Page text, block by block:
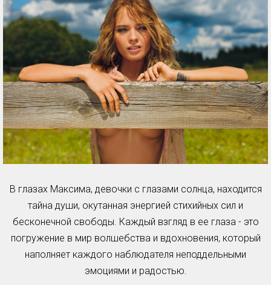
В глазах Максима, девочки с глазами солнца, находится
тайна души, окутанная энергией стихийных сил и
бесконечной свободы. Каждый взгляд в ее глаза - это
погружение в мир волшебства и вдохновения, который
наполняет каждого наблюдателя неподдельными
эмоциями и радостью.